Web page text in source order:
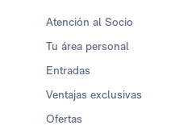
Atención al Socio
Tu área personal
Entradas
Ventajas exclusivas
Ofertas